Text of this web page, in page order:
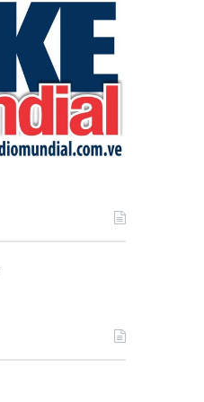
r